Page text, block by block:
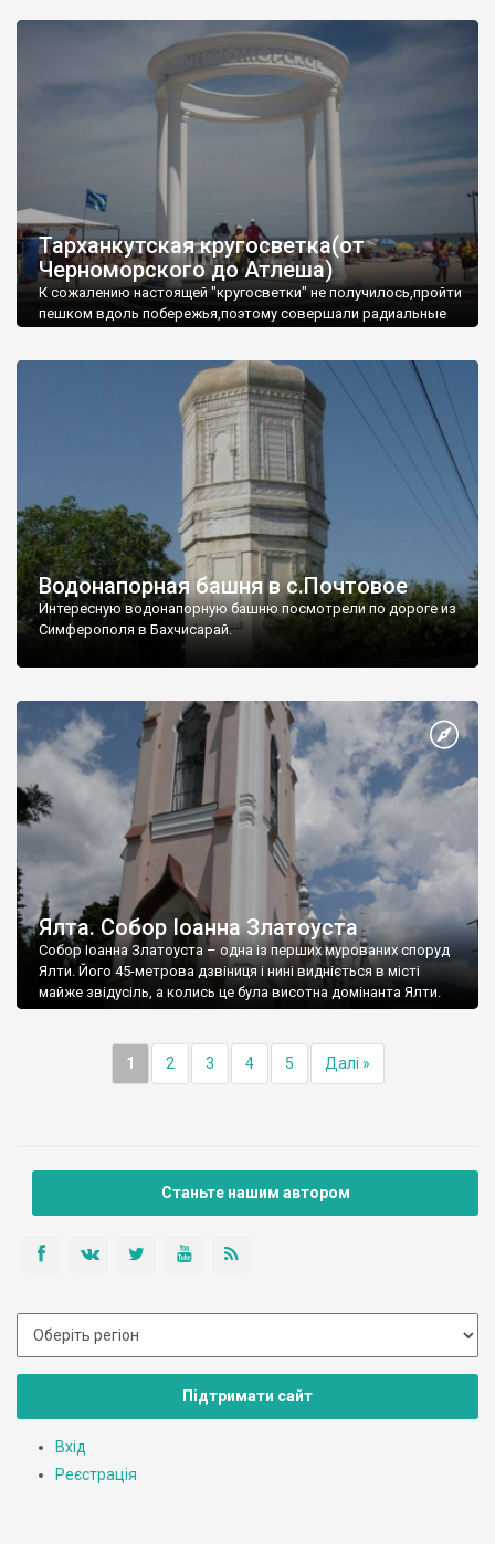
Тарханкутская кругосветка(от
Черноморского до Атлеша)
К сожалению настоящей "кругосветки" не получилось,пройти
пешком вдоль побережья,поэтому совершали радиальные
Водонапорная башня в с.Почтовое
Интересную водонапорную башню посмотрели по дороге из
Симферополя в Бахчисарай.
Ялта. Собор Іоанна Златоуста
Собор Іоанна Златоуста – одна із перших мурованих споруд
Ялти. Його 45-метрова дзвіниця і нині видніється в місті
майже звідусіль, а колись це була висотна домінанта Ялти.
1 2 3 4 5 Далі »
Станьте нашим автором
Підтримати сайт
Вхід
Реєстрація